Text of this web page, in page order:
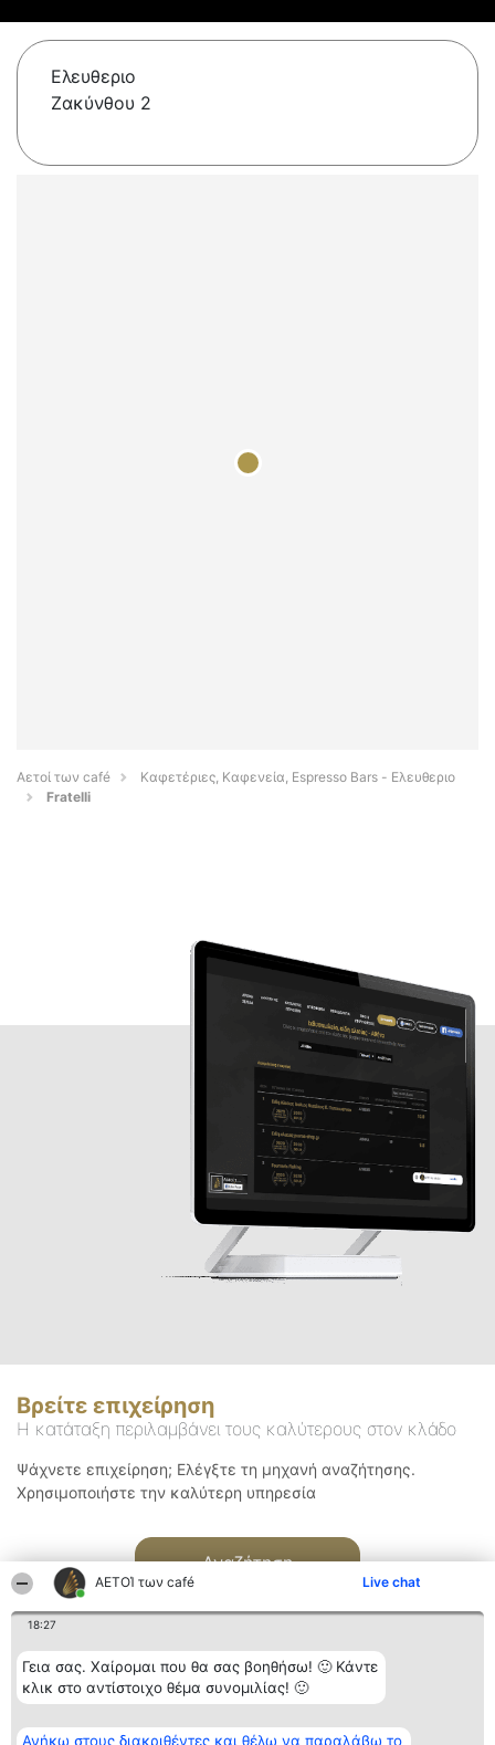
ΑΕΤΟΊ των café Live chat
18:27
Γεια σας. Χαίρομαι που θα σας βοηθήσω! 🙂 Κάντε
κλικ στο αντίστοιχο θέμα συνομιλίας! 🙂
Ανήκω στους διακριθέντες και θέλω να παραλάβω το
Ελευθεριο
Ζακύνθου 2
Αετοί των café
Καφετέριες, Καφενεία, Espresso Bars - Ελευθεριο
Fratelli
Βρείτε επιχείρηση
Η κατάταξη περιλαμβάνει τους καλύτερους στον κλάδο
Ψάχνετε επιχείρηση; Ελέγξτε τη μηχανή αναζήτησης.
Χρησιμοποιήστε την καλύτερη υπηρεσία
Αναζήτηση
Διοργανωτής της
κατάταξης
Κατάταξη
Διακριθέντες
Επικοινωνία
Επικοινωνία